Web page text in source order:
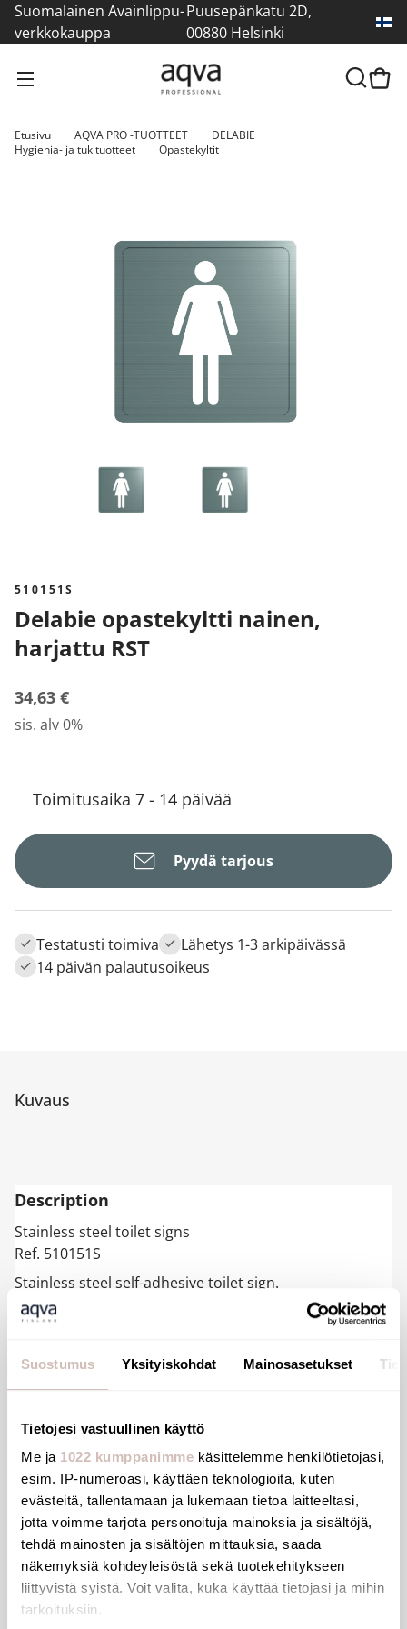
Suostumus Yksityiskohdat Mainosasetukset
Tietojesi vastuullinen käyttö
Me ja 1022 kumppanimme käsittelemme henkilötietojasi,
esim. IP-numeroasi, käyttäen teknologioita, kuten
evästeitä, tallentamaan ja lukemaan tietoa laitteeltasi,
jotta voimme tarjota personoituja mainoksia ja sisältöjä,
tehdä mainosten ja sisältöjen mittauksia, saada
näkemyksiä kohdeyleisöstä sekä tuotekehitykseen
liittyvistä syistä. Voit valita, kuka käyttää tietojasi ja mihin
tarkoituksiin.
Suomalainen Avainlippu-
verkkokauppa
Puusepänkatu 2D,
00880 Helsinki
Etusivu AQVA PRO -TUOTTEET
DELABIE
Hygienia- ja tukituotteet
Opastekyltit
510151S
Delabie opastekyltti nainen,
harjattu RST
34,63 €
sis. alv 0%
Toimitusaika 7 - 14 päivää
Pyydä tarjous
Testatusti toimiva
Lähetys 1-3 arkipäivässä
14 päivän palautusoikeus
Kuvaus
Description
Stainless steel toilet signs
Ref. 510151S
Stainless steel self-adhesive toilet sign.
Polished satin 304 stainless steel.
Stainless steel thickness 1.2mm.
Dimensions: 125 x 125mm.
10-year warranty.
Easy to install - self-adhesive
304 stainless steel
Tiedostot